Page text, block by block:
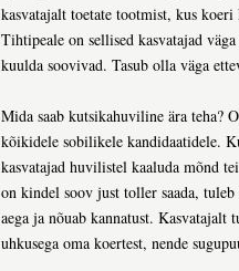
kasvatajalt toetate tootmist, kus
Tihtipeale on sellised kasvatajad
kuulda soovivad. Tasub olla väga
Mida saab kutsikahuviline ära teha?
kõikidele sobilikele kandidaatidele.
kasvatajad huvilistel kaaluda mõnd
on kindel soov just toller saada, tuleb
aega ja nõuab kannatust.
uhkusega oma koertest, nende